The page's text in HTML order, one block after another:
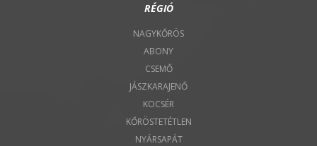
RÉGIÓ
NAGYKŐRÖS
ABONY
CSEMŐ
JÁSZKARAJENŐ
KOCSÉR
KŐRÖSTETÉTLEN
NYÁRSAPÁT